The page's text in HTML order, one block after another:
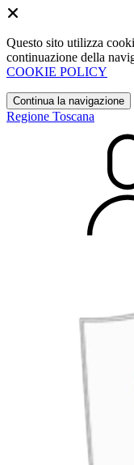
Questo sito utilizza
continuazione della
COOKIE POLICY
Continua la navigazione
Regione Toscana